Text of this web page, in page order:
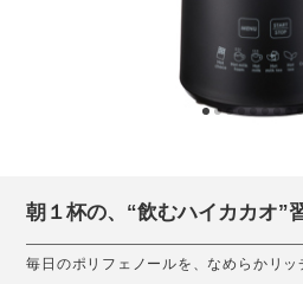
朝１杯の、“飲むハイカカオ”
毎日のポリフェノールを、なめらかリ